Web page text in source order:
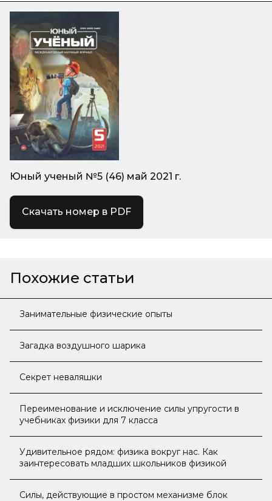
Юный ученый №5 (46) май 2021 г.
Скачать номер в PDF
Похожие статьи
Занимательные физические опыты
Загадка воздушного шарика
Секрет неваляшки
Переименование и исключение силы упругости в
учебниках физики для 7 класса
Удивительное рядом: физика вокруг нас. Как
заинтересовать младших школьников физикой
Силы, действующие в простом механизме блок